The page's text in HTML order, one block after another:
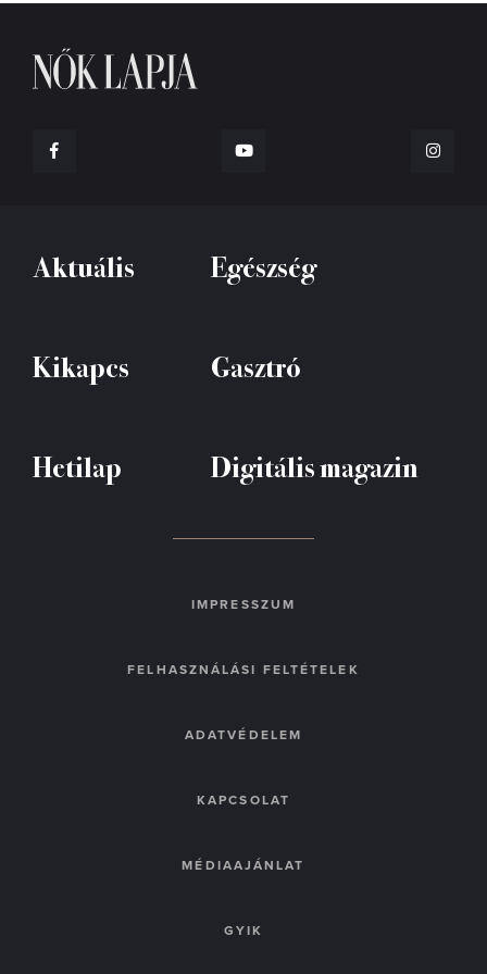
Aktuális Egészség
Kikapcs Gasztró
Hetilap Digitális magazin
IMPRESSZUM
FELHASZNÁLÁSI FELTÉTELEK
ADATVÉDELEM
KAPCSOLAT
MÉDIAAJÁNLAT
GYIK